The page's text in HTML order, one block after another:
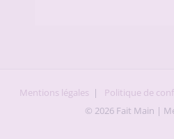
Mentions légales | Politique de
© 2026 Fait Main |